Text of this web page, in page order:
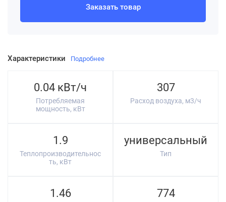
Характеристики Подробнее
0.04 кВт/ч
Потребляемая
мощность, кВт
307
Расход воздуха, м3/ч
1.9
Теплопроизводительнос
ть, кВт
универсальный
Тип
1.46 774
Заказать товар